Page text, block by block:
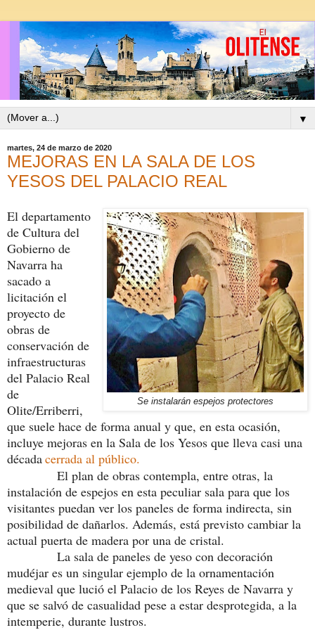
▼
martes, 24 de marzo de 2020
MEJORAS EN LA SALA DE LOS
YESOS DEL PALACIO REAL
Se instalarán espejos protectores
El departamento
de Cultura del
Gobierno de
Navarra ha
sacado a
licitación el
proyecto de
obras de
conservación de
infraestructuras
del Palacio Real
de
Olite/Erriberri,
que suele hace de forma anual y que, en esta ocasión,
incluye mejoras en la Sala de los Yesos que lleva casi una
décadacerrada al público.
El plan de obras contempla, entre otras, la
instalación de espejos en esta peculiar sala para que los
visitantes puedan ver los paneles de forma indirecta, sin
posibilidad de dañarlos. Además, está previsto cambiar la
actual puerta de madera por una de cristal.
La sala de paneles de yeso con decoración
mudéjar es un singular ejemplo de la ornamentación
medieval que lució el Palacio de los Reyes de Navarra y
que se salvó de casualidad pese a estar desprotegida, a la
intemperie, durante lustros.